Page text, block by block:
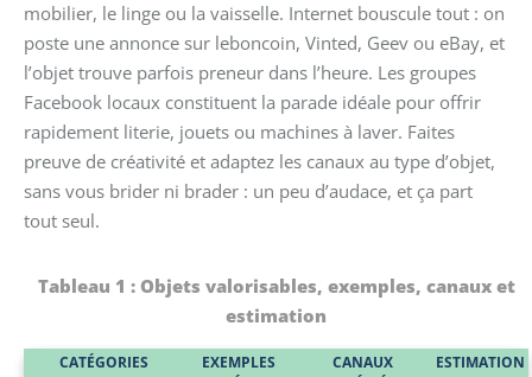
mobilier, le linge ou la vaisselle. Internet bouscule tout : on
poste une annonce sur leboncoin, Vinted, Geev ou eBay, et
l’objet trouve parfois preneur dans l’heure. Les groupes
Facebook locaux constituent la parade idéale pour offrir
rapidement literie, jouets ou machines à laver. Faites
preuve de créativité et adaptez les canaux au type d’objet,
sans vous brider ni brader : un peu d’audace, et ça part
tout seul.
Tableau 1 : Objets valorisables, exemples, canaux et
estimation
CATÉGORIES
EXEMPLES
CANAUX
ESTIMATION